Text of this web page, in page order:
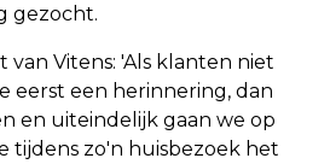
gezocht.
Vitens: 'Als klanten niet
eerst een herinnering, dan
en uiteindelijk gaan we op
tijdens zo'n huisbezoek het